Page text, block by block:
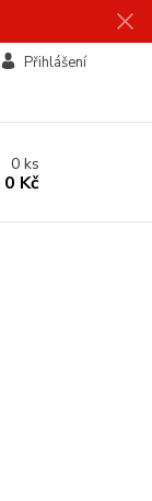
Přihlášení
0ks
0 Kč